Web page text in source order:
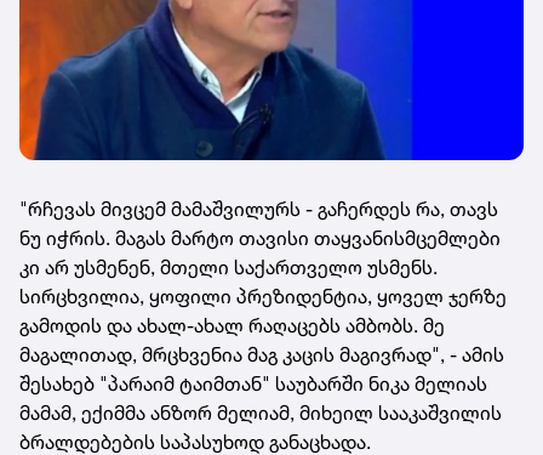
"რჩევას მივცემ მამაშვილურს - გაჩერდეს რა, თავს
ნუ იჭრის. მაგას მარტო თავისი თაყვანისმცემლები
კი არ უსმენენ, მთელი საქართველო უსმენს.
სირცხვილია, ყოფილი პრეზიდენტია, ყოველ ჯერზე
გამოდის და ახალ-ახალ რაღაცებს ამბობს. მე
მაგალითად, მრცხვენია მაგ კაცის მაგივრად", - ამის
შესახებ "პარაიმ ტაიმთან" საუბარში ნიკა მელიას
მამამ, ექიმმა ანზორ მელიამ, მიხეილ სააკაშვილის
ბრალდებების საპასუხოდ განაცხადა.